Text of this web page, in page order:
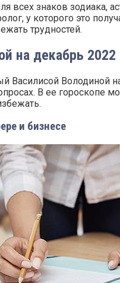
всех знаков зодиака,
у которого это
трудностей.
на декабрь 2022
Василисой
В ее
и бизнесе